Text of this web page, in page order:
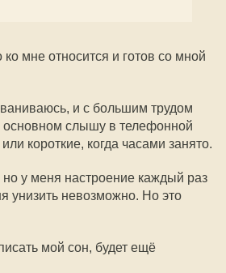
мне относится и готов со мной
и с большим трудом
слышу в телефонной
короткие, когда часами занято.
у меня настроение каждый раз
унизить невозможно. Но это
мой сон, будет ещё